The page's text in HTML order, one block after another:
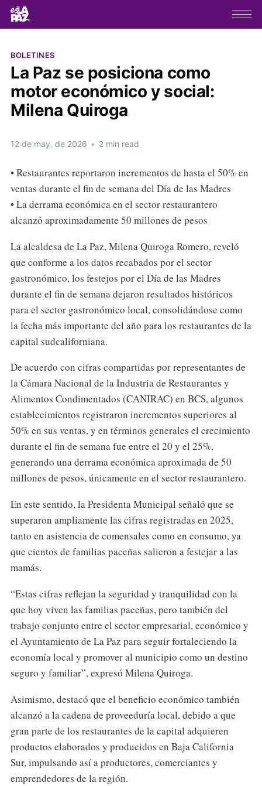
BOLETINES
La Paz se posiciona como
motor económico y social:
Milena Quiroga
12 de may. de 2026 • 2 min read
• Restaurantes reportaron incrementos de hasta el 50% en
ventas durante el fin de semana del Día de las Madres
• La derrama económica en el sector restaurantero
alcanzó aproximadamente 50 millones de pesos
La alcaldesa de La Paz, Milena Quiroga Romero, reveló
que conforme a los datos recabados por el sector
gastronómico, los festejos por el Día de las Madres
durante el fin de semana dejaron resultados históricos
para el sector gastronómico local, consolidándose como
la fecha más importante del año para los restaurantes de la
capital sudcaliforniana.
De acuerdo con cifras compartidas por representantes de
la Cámara Nacional de la Industria de Restaurantes y
Alimentos Condimentados (CANIRAC) en BCS, algunos
establecimientos registraron incrementos superiores al
50% en sus ventas, y en términos generales el crecimiento
durante el fin de semana fue entre el 20 y el 25%,
generando una derrama económica aproximada de 50
millones de pesos, únicamente en el sector restaurantero.
En este sentido, la Presidenta Municipal señaló que se
superaron ampliamente las cifras registradas en 2025,
tanto en asistencia de comensales como en consumo, ya
que cientos de familias paceñas salieron a festejar a las
mamás.
“Estas cifras reflejan la seguridad y tranquilidad con la
que hoy viven las familias paceñas, pero también del
trabajo conjunto entre el sector empresarial, económico y
el Ayuntamiento de La Paz para seguir fortaleciendo la
economía local y promover al municipio como un destino
seguro y familiar”, expresó Milena Quiroga.
Asimismo, destacó que el beneficio económico también
alcanzó a la cadena de proveeduría local, debido a que
gran parte de los restaurantes de la capital adquieren
productos elaborados y producidos en Baja California
Sur, impulsando así a productores, comerciantes y
emprendedores de la región.